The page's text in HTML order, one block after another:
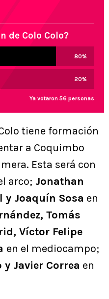
de Colo Colo?
80%
20%
Ya votaron 56 personas
tiene formación
a Coquimbo
Esta será con
arco; Jonathan
Joaquín Sosa en
Tomás
Víctor Felipe
en el mediocampo;
Javier Correa en